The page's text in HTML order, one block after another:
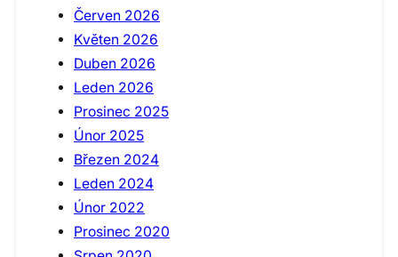
Červen 2026
Květen 2026
Duben 2026
Leden 2026
Prosinec 2025
Únor 2025
Březen 2024
Leden 2024
Únor 2022
Prosinec 2020